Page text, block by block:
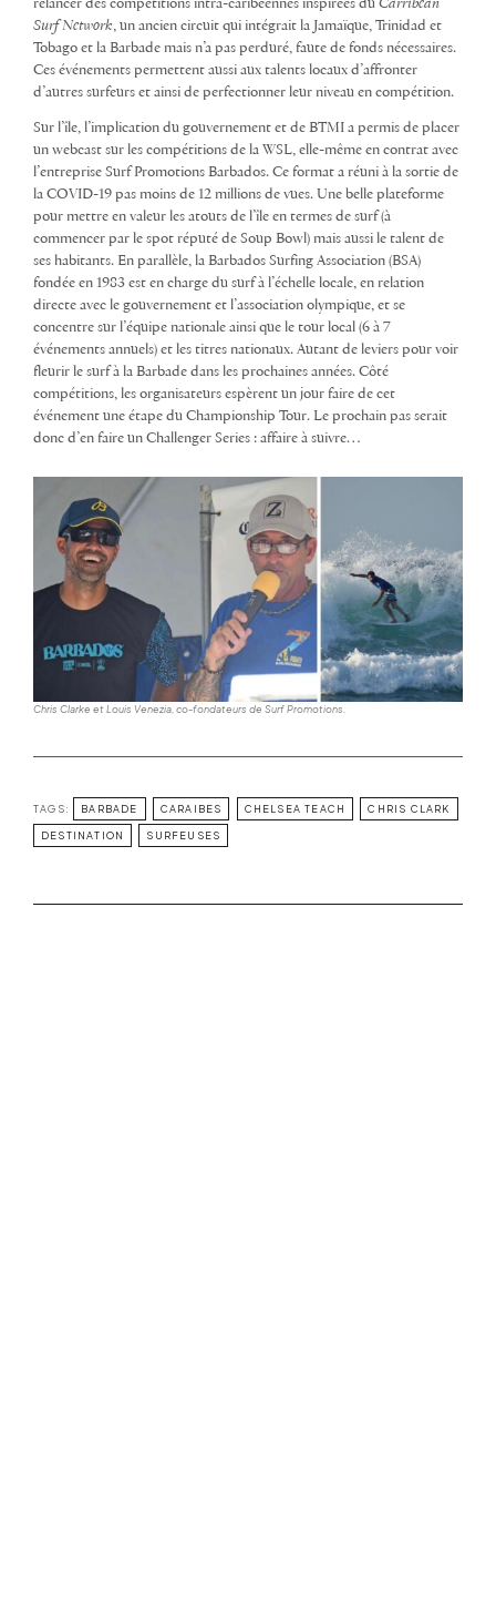
relancer des compétitions intra-caribéennes inspirées du Carribean
Surf Network, un ancien circuit qui intégrait la Jamaïque, Trinidad et
Tobago et la Barbade mais n’a pas perduré, faute de fonds nécessaires.
Ces événements permettent aussi aux talents locaux d’affronter
d’autres surfeurs et ainsi de perfectionner leur niveau en compétition.
Sur l’île, l’implication du gouvernement et de BTMI a permis de placer
un webcast sur les compétitions de la WSL, elle-même en contrat avec
l’entreprise Surf Promotions Barbados. Ce format a réuni à la sortie de
la COVID-19 pas moins de 12 millions de vues. Une belle plateforme
pour mettre en valeur les atouts de l’île en termes de surf (à
commencer par le spot réputé de Soup Bowl) mais aussi le talent de
ses habitants. En parallèle, la Barbados Surfing Association (BSA)
fondée en 1983 est en charge du surf à l’échelle locale, en relation
directe avec le gouvernement et l’association olympique, et se
concentre sur l’équipe nationale ainsi que le tour local (6 à 7
événements annuels) et les titres nationaux. Autant de leviers pour voir
fleurir le surf à la Barbade dans les prochaines années. Côté
compétitions, les organisateurs espèrent un jour faire de cet
événement une étape du Championship Tour. Le prochain pas serait
donc d’en faire un Challenger Series : affaire à suivre…
Chris Clarke et Louis Venezia, co-fondateurs de Surf Promotions.
TAGS: BARBADE CARAIBES CHELSEA TEACH CHRIS CLARK
DESTINATION SURFEUSES